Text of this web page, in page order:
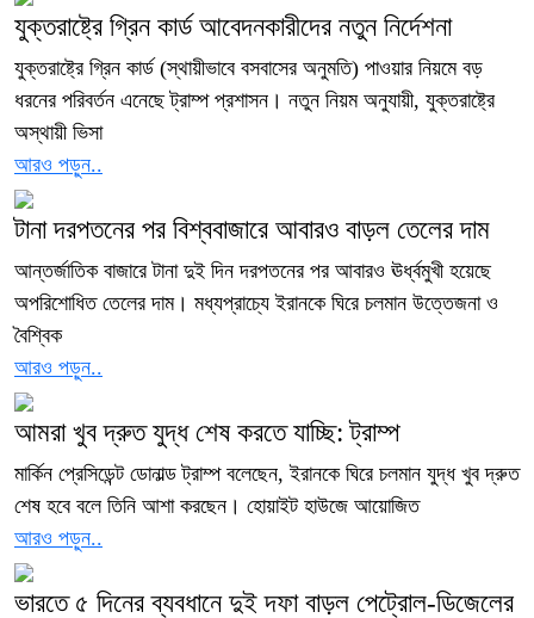
যুক্তরাষ্ট্রে গ্রিন কার্ড আবেদনকারীদের নতুন নির্দেশনা
যুক্তরাষ্ট্রে গ্রিন কার্ড (স্থায়ীভাবে বসবাসের অনুমতি) পাওয়ার নিয়মে বড়
ধরনের পরিবর্তন এনেছে ট্রাম্প প্রশাসন। নতুন নিয়ম অনুযায়ী, যুক্তরাষ্ট্রে
অস্থায়ী ভিসা
আরও পড়ুন..
টানা দরপতনের পর বিশ্ববাজারে আবারও বাড়ল তেলের দাম
আন্তর্জাতিক বাজারে টানা দুই দিন দরপতনের পর আবারও ঊর্ধ্বমুখী হয়েছে
অপরিশোধিত তেলের দাম। মধ্যপ্রাচ্যে ইরানকে ঘিরে চলমান উত্তেজনা ও
বৈশ্বিক
আরও পড়ুন..
আমরা খুব দ্রুত যুদ্ধ শেষ করতে যাচ্ছি: ট্রাম্প
মার্কিন প্রেসিডেন্ট ডোনাল্ড ট্রাম্প বলেছেন, ইরানকে ঘিরে চলমান যুদ্ধ খুব দ্রুত
শেষ হবে বলে তিনি আশা করছেন। হোয়াইট হাউজে আয়োজিত
আরও পড়ুন..
ভারতে ৫ দিনের ব্যবধানে দুই দফা বাড়ল পেট্রোল-ডিজেলের